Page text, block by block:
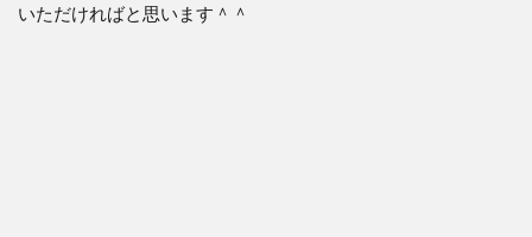
いただければと思います＾＾